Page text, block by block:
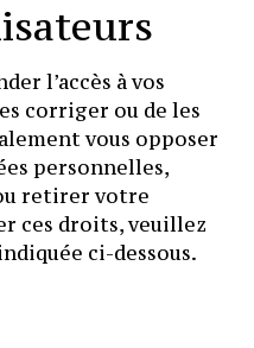
l’accès à vos
corriger ou de les
vous opposer
personnelles,
retirer votre
ces droits, veuillez
ci-dessous.